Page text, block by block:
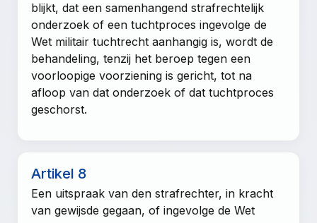
blijkt, dat een samenhangend strafrechtelijk
onderzoek of een tuchtproces ingevolge de
Wet militair tuchtrecht aanhangig is, wordt de
behandeling, tenzij het beroep tegen een
voorloopige voorziening is gericht, tot na
afloop van dat onderzoek of dat tuchtproces
geschorst.
Artikel 8
Een uitspraak van den strafrechter, in kracht
van gewijsde gegaan, of ingevolge de Wet